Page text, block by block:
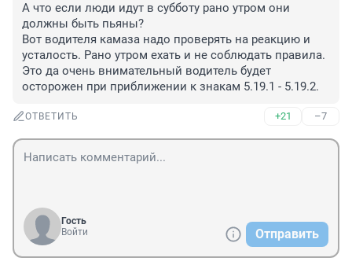
А что если люди идут в субботу рано утром они
должны быть пьяны?
Вот водителя камаза надо проверять на реакцию и
усталость. Рано утром ехать и не соблюдать правила.
Это да очень внимательный водитель будет
осторожен при приближении к знакам 5.19.1 - 5.19.2.
ОТВЕТИТЬ +21 –7
Гость
Войти
Отправить